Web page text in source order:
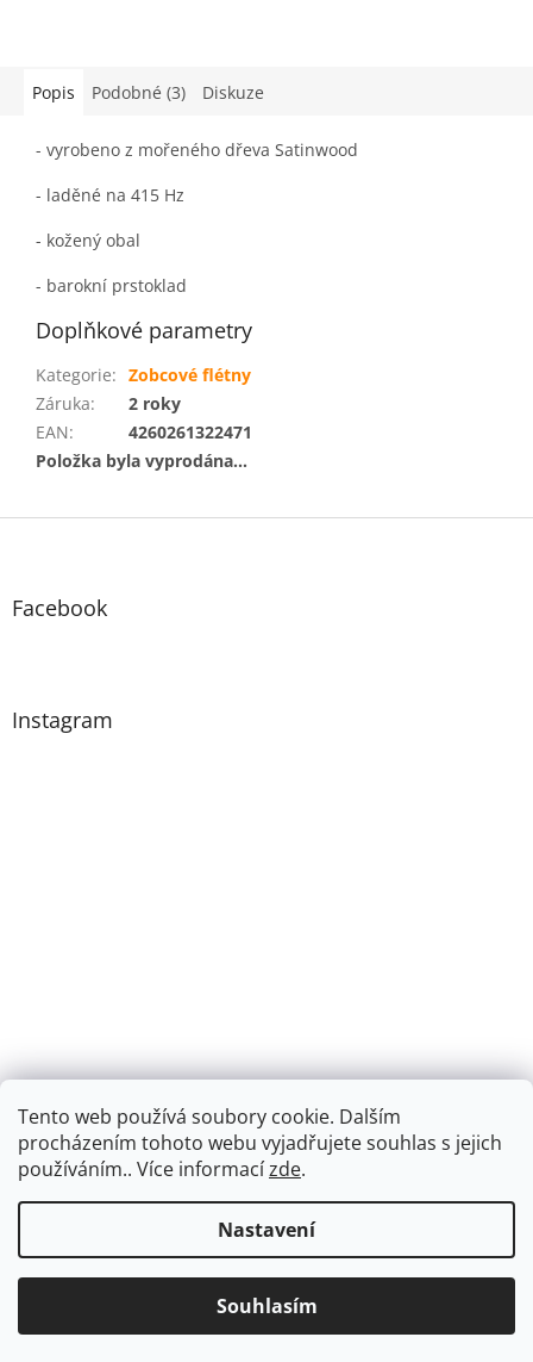
Tento web používá soubory cookie. Dalším
procházením tohoto webu vyjadřujete souhlas s jejich
používáním.. Více informacízde.
Nastavení
Souhlasím
Popis Podobné (3) Diskuze
- vyrobeno z mořeného dřeva Satinwood
- laděné na 415 Hz
- kožený obal
- barokní prstoklad
Doplňkové parametry
Kategorie: Zobcové flétny
Záruka:
2 roky
EAN:
4260261322471
Položka byla vyprodána…
Z
Facebook
Instagram
Sledovat na Instagramu
Vytvořil Shoptet
Copyright 2026Sax & Flute CZ. Všechna práva vyhrazena.
Upravit nastavení cookies